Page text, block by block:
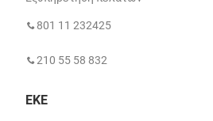
801 11 232425
210 55 58 832
ΕΚΕ